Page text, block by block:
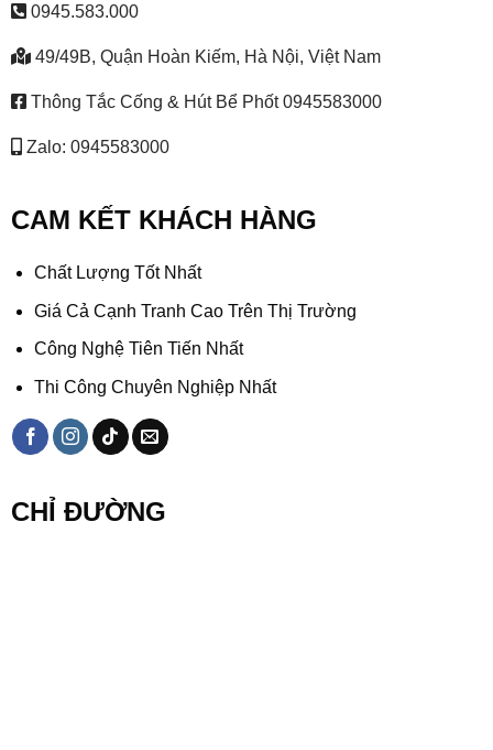
0945.583.000
49/49B, Quận Hoàn Kiếm, Hà Nội, Việt Nam
Thông Tắc Cống & Hút Bể Phốt 0945583000
Zalo: 0945583000
CAM KẾT KHÁCH HÀNG
Chất Lượng Tốt Nhất
Giá Cả Cạnh Tranh Cao Trên Thị Trường
Công Nghệ Tiên Tiến Nhất
Thi Công Chuyên Nghiệp Nhất
CHỈ ĐƯỜNG